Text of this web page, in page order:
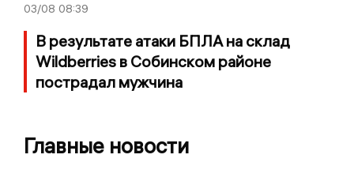
03/08 08:39
В результате атаки БПЛА на склад
Wildberries в Собинском районе
пострадал мужчина
Главные новости